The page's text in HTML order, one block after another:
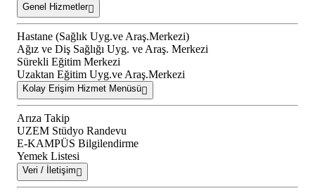
Genel Hizmetler
Hastane (Sağlık Uyg.ve Araş.Merkezi)
Ağız ve Diş Sağlığı Uyg. ve Araş. Merkezi
Sürekli Eğitim Merkezi
Uzaktan Eğitim Uyg.ve Araş.Merkezi
Kolay Erişim Hizmet Menüsü
Arıza Takip
UZEM Stüdyo Randevu
E-KAMPÜS Bilgilendirme
Yemek Listesi
Veri / İletişim